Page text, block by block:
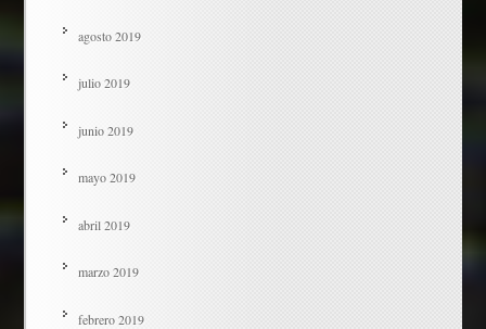
agosto 2019
julio 2019
junio 2019
mayo 2019
abril 2019
marzo 2019
febrero 2019